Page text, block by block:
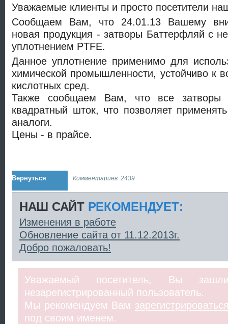
Уважаемые клиенты и просто посетители
Сообщаем Вам, что 24.01.13 Вашему
новая продукция - затворы Баттерфляй с
уплотнением PTFE.
Данное уплотнение применимо для
химической промышленности, устойчиво к
кислотных сред.
Также сообщаем Вам, что все затворы
квадратный шток, что позволяет
аналоги.
Цены - в прайсе.
Вернуться Комментариев: 2439
НАШ САЙТРЕКОМЕНДУЕТ:
Изменения в работе
Обновление сайта от 11.12.2013г.
Добро пожаловать!
Уважаемый посетитель, Вы
незарегистрированный пользователь.
Мы рекомендуем Вам
под своим именем.